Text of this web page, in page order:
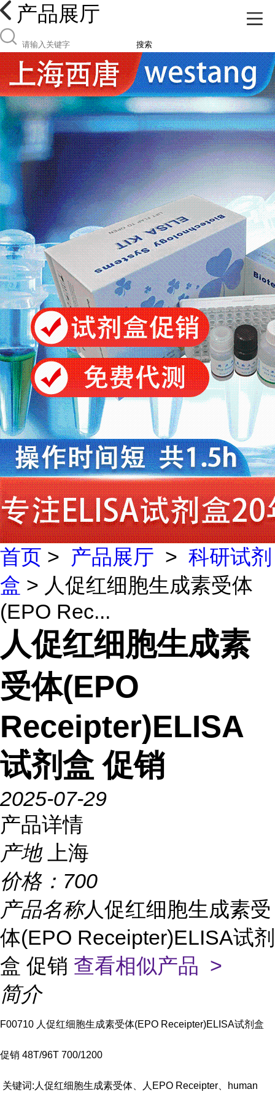
产品展厅
搜索
首页 > 产品展厅 > 科研试剂
盒 > 人促红细胞生成素受体
(EPO Rec...
人促红细胞生成素
受体(EPO
Receipter)ELISA
试剂盒 促销
2025-07-29
产品详情
产地
上海
价格： 700
产品名称人促红细胞生成素受
体(EPO Receipter)ELISA试剂
盒 促销 查看相似产品 >
简介
F00710 人促红细胞生成素受体(EPO Receipter)ELISA试剂盒
促销 48T/96T 700/1200
关键词:人促红细胞生成素受体、人EPO Receipter、human